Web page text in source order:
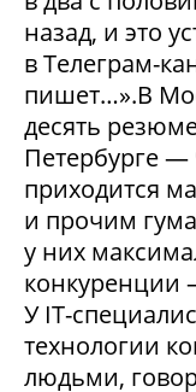
назад, и это
в Телеграм-
пишет…».В
десять
Петербурге
приходится
и прочим
у них
конкуренции
У IT-
технологии
людьми,